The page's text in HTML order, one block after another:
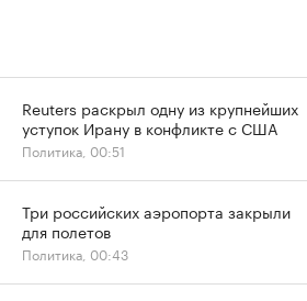
Reuters раскрыл одну из крупнейших
уступок Ирану в конфликте с США
Политика, 00:51
Три российских аэропорта закрыли
для полетов
Политика, 00:43